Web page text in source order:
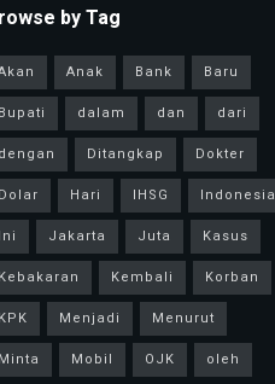
by Tag
Anak Bank
Baru
Bupati
dalam dan
dari
dengan
Ditangkap
Dokter
Dolar
Hari IHSG
Indonesia
Ini
Jakarta Juta
Kasus
Kebakaran
Kembali
Korban
KPK
Menjadi
Menurut
Minta
Mobil OJK oleh